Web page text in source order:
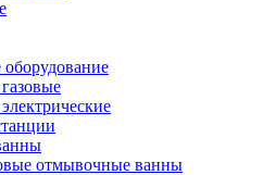
отмывочные ванны